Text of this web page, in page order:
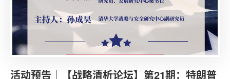
活动预告｜【战略清析论坛】第21期：特朗普